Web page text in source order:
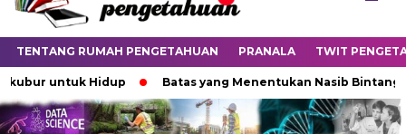
TENTANG RUMAH PENGETAHUAN PRANALA TWIT
untuk Hidup Batas yang Menentukan Nasib Bintang